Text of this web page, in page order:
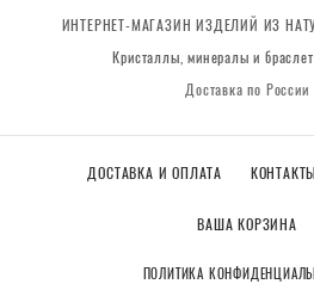
ИНТЕРНЕТ-МАГАЗИН ИЗДЕЛИЙ ИЗ
Кристаллы, минералы и
Доставка по России
ДОСТАВКА И ОПЛАТА КОНТАКТЫ
ВАША КОРЗИНА
ПОЛИТИКА